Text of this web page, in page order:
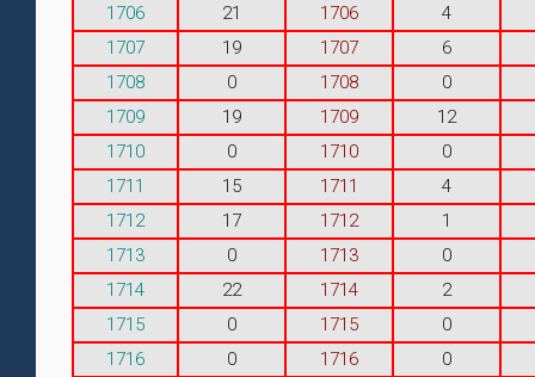
1706
21 1706
4
1707
19 1707
6
1708
0 1708
0
1709
19 1709
12
1710
0 1710
0
1711
15 1711
4
1712
17 1712
1
1713
0 1713
0
1714
22 1714
2
1715
0 1715
0
1716
0 1716
0